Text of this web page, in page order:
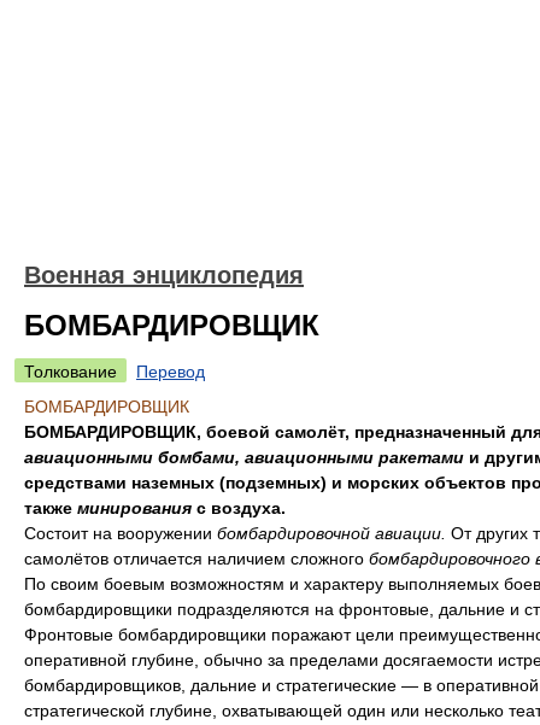
Военная энциклопедия
БОМБАРДИРОВЩИК
Толкование
Перевод
БОМБАРДИРОВЩИК
БОМБАРДИРОВЩИК, боевой самолёт, предназначенный
авиационными бомбами, авиационными ракетами и
средствами наземных (подземных) и морских объектов
также минирования с воздуха.
Состоит на вооружении бомбардировочной авиации. От других
самолётов отличается наличием сложного бомбардировочного
По своим боевым возможностям и характеру выполняемых
бомбардировщики подразделяются на фронтовые, дальние и
Фронтовые бомбардировщики поражают цели
оперативной глубине, обычно за пределами досягаемости
бомбардировщиков, дальние и стратегические — в
стратегической глубине, охватывающей один или несколько